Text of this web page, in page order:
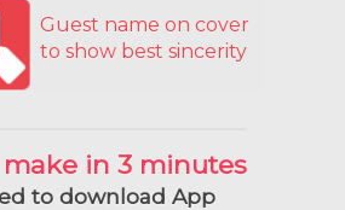
Guest name on cover
to show best sincerity
make in 3 minutes
to download App